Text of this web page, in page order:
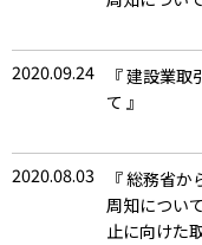
『 機関誌「
2020.04.09
『 2020年
2020.09.24
『 建設業
て 』
2020.08.03
『 総務省
周知につい
止に向けた